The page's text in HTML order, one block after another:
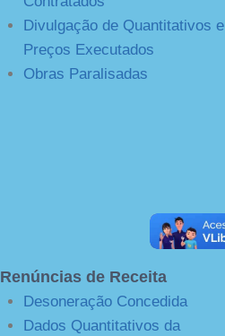
Divulgação de Quantitativos e
Preços Executados
Obras Paralisadas
Renúncias de Receita
Desoneração Concedida
Dados Quantitativos da